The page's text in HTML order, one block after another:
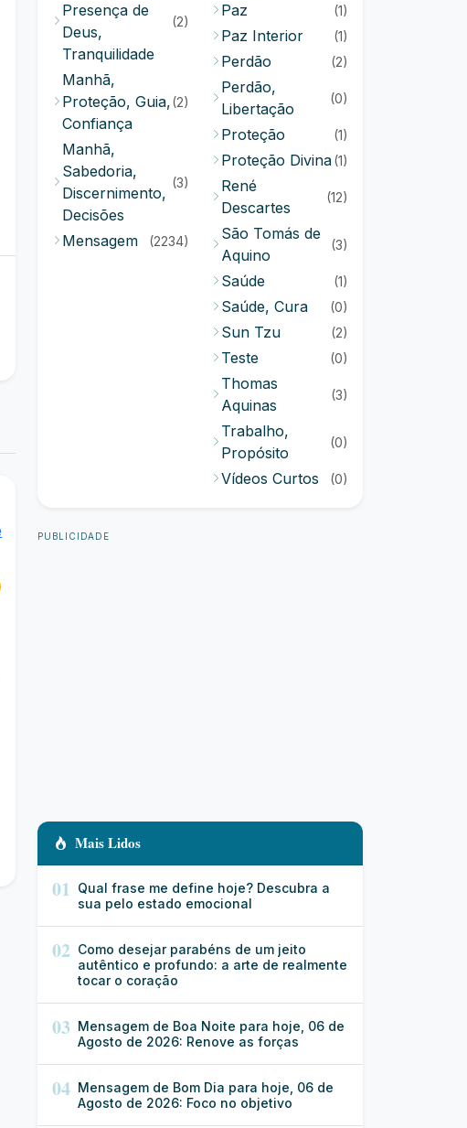
Presença de
Deus,
Tranquilidade
(2)
Manhã,
Proteção, Guia,
Confiança
(2)
Manhã,
Sabedoria,
Discernimento,
Decisões
(3)
Mensagem (2234)
Paz (1)
Paz Interior (1)
Perdão (2)
Perdão,
Libertação
(0)
Proteção (1)
Proteção Divina(1)
René
Descartes
(12)
São Tomás de
Aquino
(3)
Saúde (1)
Saúde, Cura (0)
Sun Tzu (2)
Teste (0)
Thomas
Aquinas
(3)
Trabalho,
Propósito
(0)
Vídeos Curtos (0)
PUBLICIDADE
Mais Lidos
01 Qual frase me define hoje? Descubra a
sua pelo estado emocional
02 Como desejar parabéns de um jeito
autêntico e profundo: a arte de realmente
tocar o coração
03 Mensagem de Boa Noite para hoje, 06 de
Agosto de 2026: Renove as forças
04 Mensagem de Bom Dia para hoje, 06 de
Agosto de 2026: Foco no objetivo